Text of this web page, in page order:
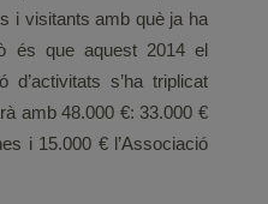
i visitants amb què ja ha
és que aquest 2014 el
d’activitats s’ha triplicat
amb 48.000 €: 33.000 €
i 15.000 € l’Associació